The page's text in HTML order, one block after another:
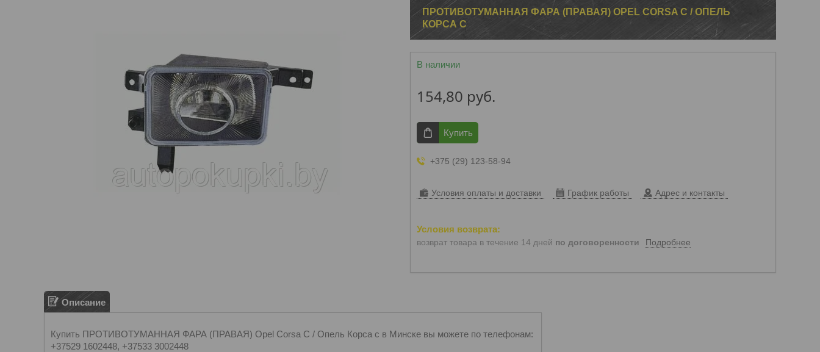
ПРОТИВОТУМАННАЯ ФАРА (ПРАВАЯ) OPEL CORSA C / ОПЕЛЬ
КОРСА С
В наличии
154,80 руб.
Купить
+375 (29) 123-58-94
Условия оплаты и доставки График работы Адрес и контакты
возврат товара в течение 14 дней по договоренности Подробнее
Описание
Купить ПРОТИВОТУМАННАЯ ФАРА (ПРАВАЯ) Opel Corsa C / Опель Корса с в Минске вы можете по телефонам:
+37529 1602448, +37533 3002448